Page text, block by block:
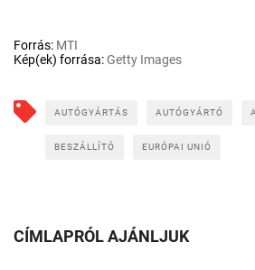
Forrás: MTI
Kép(ek) forrása:Getty Images
AUTÓGYÁRTÁS AUTÓGYÁRTÓ
BESZÁLLÍTÓ EURÓPAI UNIÓ
CÍMLAPRÓL AJÁNLJUK